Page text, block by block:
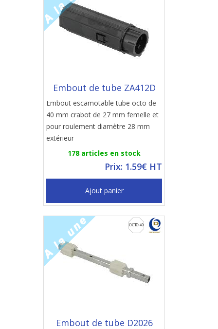
Embout de tube ZA412D
Embout escamotable tube octo de
40 mm crabot de 27 mm femelle et
pour roulement diamètre 28 mm
extérieur
178 articles en stock
Prix: 1.59€ HT
Ajout panier
Embout de tube D2026